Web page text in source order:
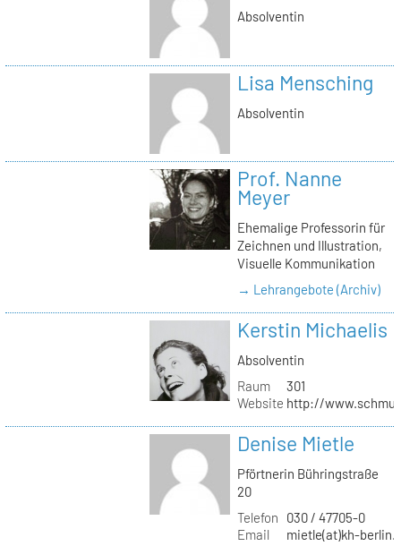
Absolventin
Lisa Mensching
Absolventin
Prof. Nanne
Meyer
Ehemalige Professorin für
Zeichnen und Illustration,
Visuelle Kommunikation
→ Lehrangebote (Archiv)
Kerstin Michaelis
Absolventin
Raum
301
Website http://
Denise Mietle
Pförtnerin Bühringstraße
20
Telefon
030 / 47705-0
Email
mietle(at)kh-